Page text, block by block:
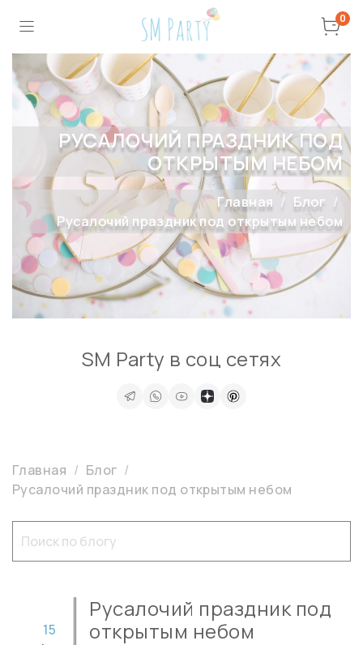
0
РУСАЛОЧИЙ ПРАЗДНИК ПОД
ОТКРЫТЫМ НЕБОМ
Главная
Блог
Русалочий праздник под открытым небом
Главная
Блог
Русалочий праздник под открытым небом
Русалочий праздник под
открытым небом
15
SM Party в соц сетях